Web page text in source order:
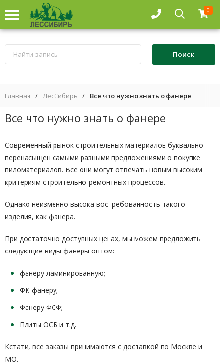
0
Главная / ЛесСибирь / Все что нужно знать о фанере
Все что нужно знать о фанере
Современный рынок строительных материалов буквально
перенасыщен самыми разными предложениями о покупке
пиломатериалов. Все они могут отвечать новым высоким
критериям строительно-ремонтных процессов.
Однако неизменно высока востребованность такого
изделия, как фанера.
При достаточно доступных ценах, мы можем предложить
следующие виды фанеры оптом:
фанеру ламинированную;
ФК-фанеру;
Фанеру ФСФ;
Плиты ОСБ и т.д.
Кстати, все заказы принимаются с доставкой по Москве и
МО.